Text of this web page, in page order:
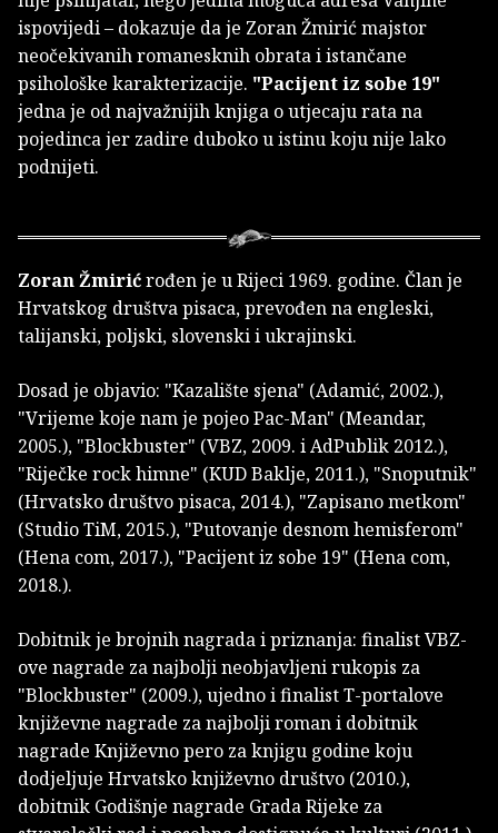
ispovijedi – dokazuje da je Zoran Žmirić majstor
neočekivanih romanesknih obrata i istančane
psihološke karakterizacije. "Pacijent iz sobe 19"
jedna je od najvažnijih knjiga o utjecaju rata na
pojedinca jer zadire duboko u istinu koju nije lako
podnijeti.
Zoran Žmirićrođen je u Rijeci 1969. godine. Član je
Hrvatskog društva pisaca, prevođen na engleski,
talijanski, poljski, slovenski i ukrajinski.
Dosad je objavio: "Kazalište sjena" (Adamić, 2002.),
"Vrijeme koje nam je pojeo Pac-Man" (Meandar,
2005.), "Blockbuster" (VBZ, 2009. i AdPublik 2012.),
"Riječke rock himne" (KUD Baklje, 2011.), "Snoputnik"
(Hrvatsko društvo pisaca, 2014.), "Zapisano metkom"
(Studio TiM, 2015.), "Putovanje desnom hemisferom"
(Hena com, 2017.), "Pacijent iz sobe 19" (Hena com,
2018.).
Dobitnik je brojnih nagrada i priznanja: finalist VBZ-
ove nagrade za najbolji neobjavljeni rukopis za
"Blockbuster" (2009.), ujedno i finalist T-portalove
književne nagrade za najbolji roman i dobitnik
nagrade Književno pero za knjigu godine koju
dodjeljuje Hrvatsko književno društvo (2010.),
dobitnik Godišnje nagrade Grada Rijeke za